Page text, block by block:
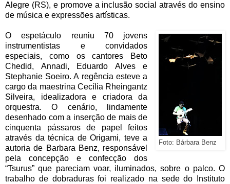
Alegre (RS), e promove a inclusão social através do ensino
de música e expressões artísticas.
Foto: Bárbara Benz
O espetáculo reuniu 70 jovens
instrumentistas e convidados
especiais, como os cantores Beto
Chedid, Annadi, Eduardo Alves e
Stephanie Soeiro. A regência esteve a
cargo da maestrina Cecília Rheingantz
Silveira, idealizadora e criadora da
orquestra. O cenário, lindamente
desenhado com a inserção de mais de
cinquenta pássaros de papel feitos
através da técnica de Origami, teve a
autoria de Barbara Benz, responsável
pela concepção e confecção dos
“Tsurus” que pareciam voar, iluminados, sobre o palco. O
trabalho de dobraduras foi realizado na sede do Instituto